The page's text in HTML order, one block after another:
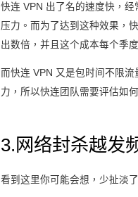
快连 VPN 出了名的速度快，
压力。而为了达到这种效果，
出数倍，并且这个成本每个季
而快连 VPN 又是包时间不限
力，所以快连团队需要评估如
3.网络封杀越发
看到这里你可能会想，少扯淡